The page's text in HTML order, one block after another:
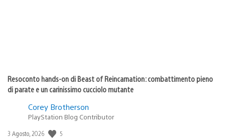
Resoconto hands-on di Beast of Reincarnation: combattimento pieno
di parate e un carinissimo cucciolo mutante
Corey Brotherson
PlayStation Blog Contributor
Data
3 Agosto, 2026 5